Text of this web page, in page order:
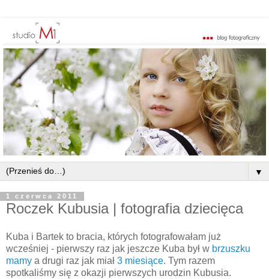
▼
1 czerwca 2011
Roczek Kubusia | fotografia dziecięca
Kuba i Bartek to bracia, których fotografowałam już
wcześniej - pierwszy raz jak jeszcze Kuba był w brzuszku
mamy a drugi raz jak miał 3 miesiące. Tym razem
spotkaliśmy się z okazji pierwszych urodzin Kubusia.